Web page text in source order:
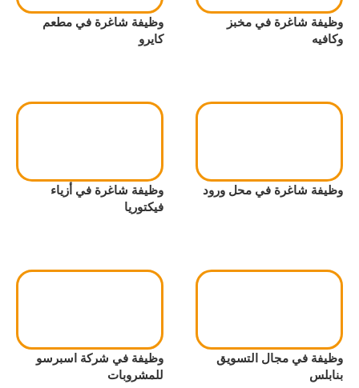
وظيفة شاغرة في مخبز
وكافيه
وظيفة شاغرة في مطعم
كايرو
وظيفة شاغرة في محل ورود
وظيفة شاغرة في أزياء
فيكتوريا
وظيفة في مجال التسويق
بنابلس
وظيفة في شركة اسبرسو
للمشروبات